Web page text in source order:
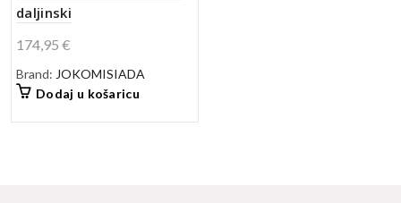
daljinski
174,95€
Brand: JOKOMISIADA
Dodaj u košaricu